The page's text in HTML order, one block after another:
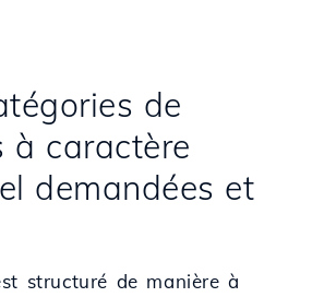
de
à caractère
demandées et
structuré de manière à